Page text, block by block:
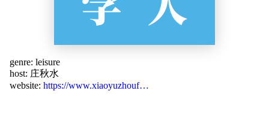
genre: leisure
host: 庄秋水
website: https://www.xiaoyuzhouf…